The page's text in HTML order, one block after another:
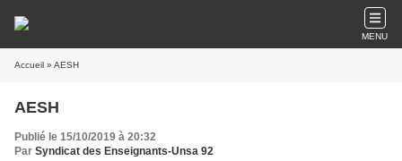
MENU
Accueil » AESH
AESH
Publié le 15/10/2019 à 20:32
Par Syndicat des Enseignants-Unsa 92